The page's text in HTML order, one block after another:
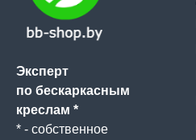
Эксперт
по бескаркасным
креслам *
* - собственное